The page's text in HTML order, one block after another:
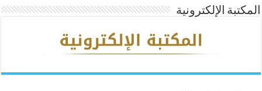
المكتبة الإلكترونية